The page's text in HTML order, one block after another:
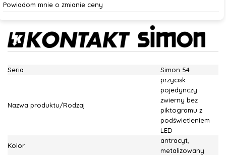
Powiadom mnie o zmianie ceny
Seria Simon 54
Nazwa produktu/Rodzaj
przycisk
pojedynczy
zwierny bez
piktogramu z
podświetleniem
LED
Kolor
antracyt,
metalizowany